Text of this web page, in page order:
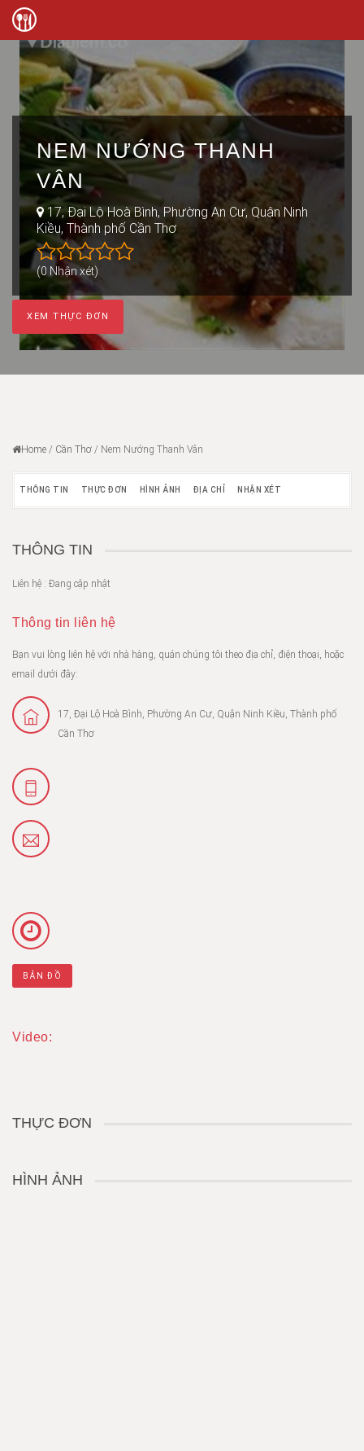
NEM NƯỚNG THANH
VÂN
17, Đại Lộ Hoà Bình, Phường An Cư, Quận Ninh
Kiều, Thành phố Cần Thơ
(0 Nhận xét)
XEM THỰC ĐƠN
Home / Cần Thơ / Nem Nướng Thanh Vân
THÔNG TIN THỰC ĐƠN HÌNH ẢNH ĐỊA CHỈ NHẬN XÉT
THÔNG TIN
Liên hệ : Đang cập nhật
Thông tin liên hệ
Bạn vui lòng liên hệ với nhà hàng, quán chúng tôi theo địa chỉ, điện thoại, hoặc
email dưới đây:
17, Đại Lộ Hoà Bình, Phường An Cư, Quận Ninh Kiều, Thành phố
Cần Thơ
BẢN ĐỒ
Video:
THỰC ĐƠN
HÌNH ẢNH